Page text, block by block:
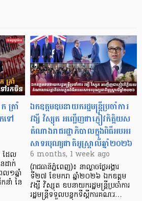
ត្រាំ
ទៅ
ដែល
ដាក់
១ឆ្នាំ
នាំ នៃ
ឯកឧត្តមឧបនាយករដ្ឋមន្រ្តីប្រចាំការ
វង្សី វិស្សុត អញ្ជើញជាភ្ញៀវកិត្តិយស
តំណាងរាជរដ្ឋាភិបាលក្នុងពិធីអបអរ
សាទរបុណ្យជាតិអូស្ត្រាលីឆ្នាំ២០២៦
6 months, 1 week ago
(រាជធានីភ្នំពេញ)៖ នាល្ងាចថ្ងៃអង្គារ
ទី២៧ ខែមករា ឆ្នាំ២០២៦ ឯកឧត្តម
វង្សី វិស្សុត ឧបនាយករដ្ឋមន្រ្តីប្រចាំការ
រដ្ឋមន្រ្តីទទួលបន្ទុកទីស្តីការគណៈរ…